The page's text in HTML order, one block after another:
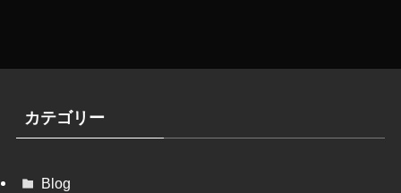
カテゴリー
Blog